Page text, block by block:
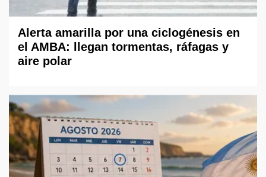
Alerta amarilla por una ciclogénesis en
el AMBA: llegan tormentas, ráfagas y
aire polar